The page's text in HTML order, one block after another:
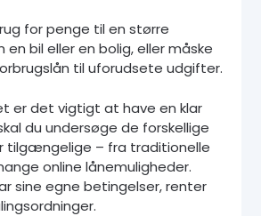
for penge til en større
en bil eller en bolig, eller måske
til uforudsete udgifter.
er det vigtigt at have en klar
du undersøge de forskellige
tilgængelige – fra traditionelle
online lånemuligheder.
sine egne betingelser, renter